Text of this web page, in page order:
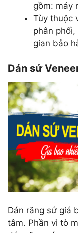
gồm: máy
Tùy thuộc
phân
gian bảo
Dán sứ
Dán răng sứ giá
tâm. Phần vì tò